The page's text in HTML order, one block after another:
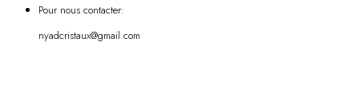
Pour nous contacter:
nyadcristaux@gmail.com